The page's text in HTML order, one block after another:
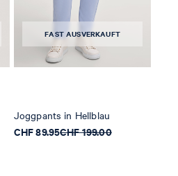
FAST AUSVERKAUFT
Joggpants in Hellblau
CHF 89.95CHF 199.00